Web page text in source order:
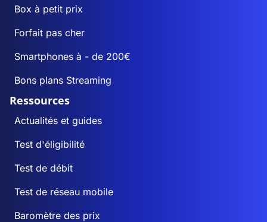
Box à petit prix
Forfait pas cher
Smartphones à - de 200€
Bons plans Streaming
Ressources
Actualités et guides
Test d'éligibilité
Test de débit
Test de réseau mobile
Baromètre des prix